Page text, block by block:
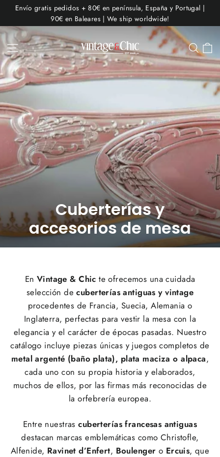
al
contenido
Envío gratis pedidos + 80€ en península, España y Portugal |
90€ en Baleares | We ship worldwide!
Navegación
Cuberterías y
accesorios de mesa
En Vintage & Chic te ofrecemos una cuidada
selección decuberterías antiguas y vintage
procedentes de Francia, Suecia, Alemania o
Inglaterra, perfectas para vestir la mesa con la
elegancia y el carácter de épocas pasadas. Nuestro
catálogo incluye piezas únicas y juegos completos de
metal argenté (baño plata), plata maciza o alpaca,
cada uno con su propia historia y elaborados,
muchos de ellos, por las firmas más reconocidas de
la orfebrería europea.
Entre nuestrascuberterías francesas antiguas
destacan marcas emblemáticas como Christofle,
Alfenide, Ravinet d’Enfert, Boulenger o Ercuis, que